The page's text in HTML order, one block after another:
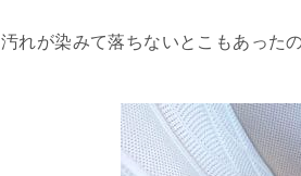
汚れが染みて落ちないとこもあった